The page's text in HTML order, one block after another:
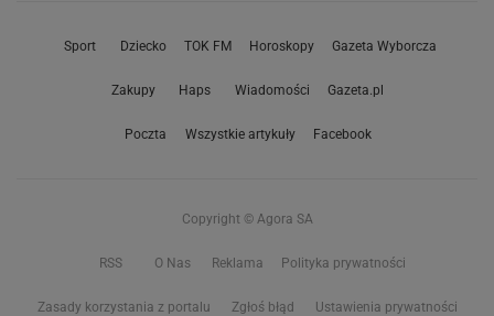
Sport Dziecko TOK FM Horoskopy Gazeta Wyborcza
Zakupy Haps Wiadomości Gazeta.pl
Poczta Wszystkie artykuły Facebook
Copyright © Agora SA
RSS O Nas Reklama Polityka prywatności
Zasady korzystania z portalu Zgłoś błąd Ustawienia prywatności